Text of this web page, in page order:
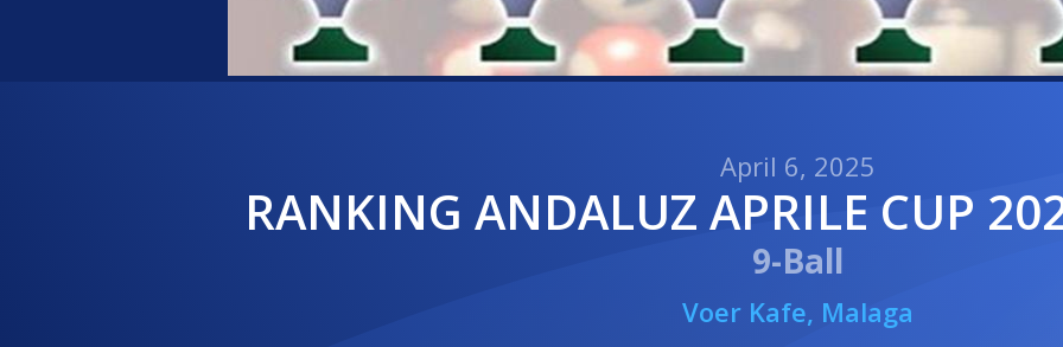
April 6, 2025
RANKING ANDALUZ APRILE CUP
9-Ball
Voer Kafe, Malaga